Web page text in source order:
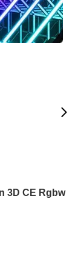
3D CE Rgbw